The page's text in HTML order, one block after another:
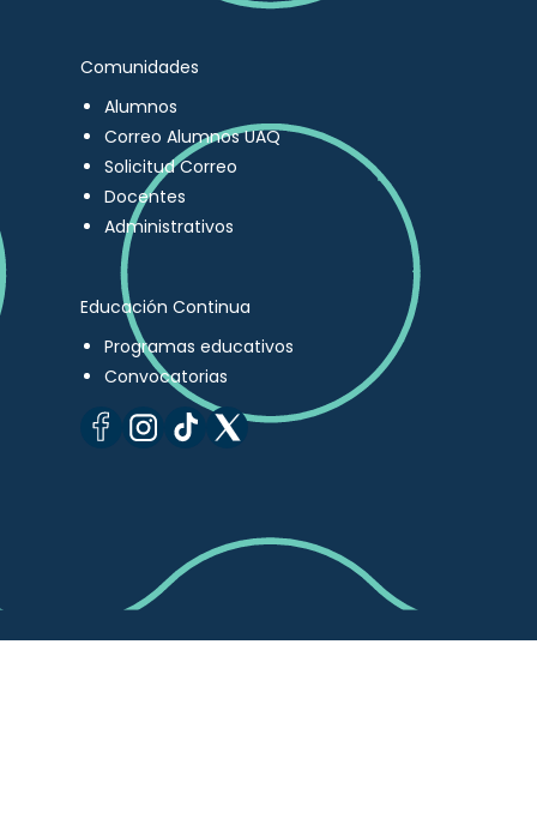
Comunidades
Alumnos
Correo Alumnos UAQ
Solicitud Correo
Docentes
Administrativos
Educación Continua
Programas educativos
Convocatorias